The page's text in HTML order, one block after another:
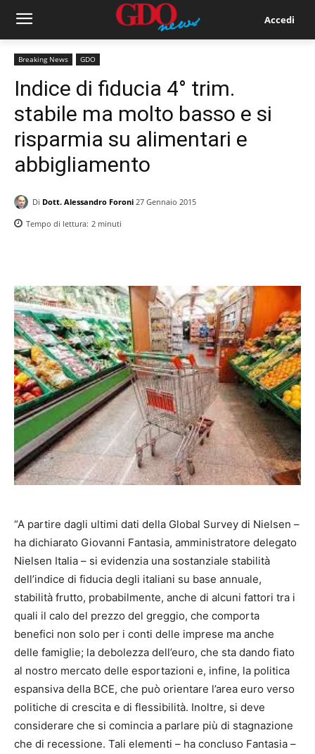
Accedi
Breaking News GDO
Indice di fiducia 4° trim.
stabile ma molto basso e si
risparmia su alimentari e
abbigliamento
Di Dott. Alessandro Foroni 27 Gennaio 2015
Tempo di lettura: 2 minuti
“A partire dagli ultimi dati della Global Survey di Nielsen –
ha dichiarato Giovanni Fantasia, amministratore delegato
Nielsen Italia – si evidenzia una sostanziale stabilità
dell’indice di fiducia degli italiani su base annuale,
stabilità frutto, probabilmente, anche di alcuni fattori tra i
quali il calo del prezzo del greggio, che comporta
benefici non solo per i conti delle imprese ma anche
delle famiglie; la debolezza dell’euro, che sta dando fiato
al nostro mercato delle esportazioni e, infine, la politica
espansiva della BCE, che può orientare l’area euro verso
politiche di crescita e di flessibilità. Inoltre, si deve
considerare che si comincia a parlare più di stagnazione
che di recessione. Tali elementi – ha concluso Fantasia –